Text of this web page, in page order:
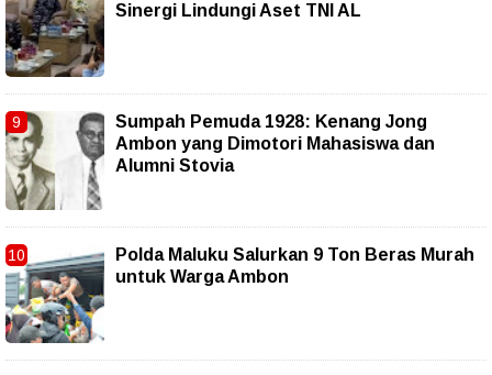
Sinergi Lindungi Aset TNI AL
Sumpah Pemuda 1928: Kenang Jong
Ambon yang Dimotori Mahasiswa dan
Alumni Stovia
Polda Maluku Salurkan 9 Ton Beras Murah
untuk Warga Ambon